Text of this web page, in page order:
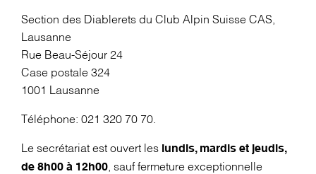
Section des Diablerets du Club Alpin Suisse CAS,
Lausanne
Rue Beau-Séjour 24
Case postale 324
1001 Lausanne
Téléphone: 021 320 70 70.
Le secrétariat est ouvert les
lundis, mardis et jeudis,
de 8h00 à 12h00, sauf fermeture exceptionnelle